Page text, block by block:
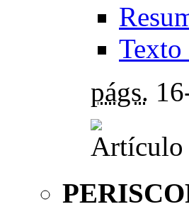
Texto
págs.